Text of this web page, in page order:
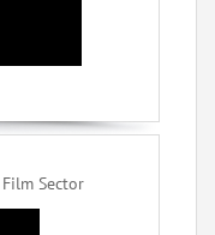
Sector